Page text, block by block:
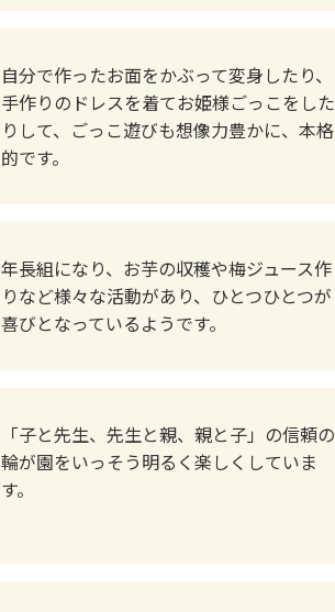
自分で作ったお面をかぶって変身したり、
手作りのドレスを着てお姫様ごっこをした
りして、ごっこ遊びも想像力豊かに、本格
的です。
年長組になり、お芋の収穫や梅ジュース作
りなど様々な活動があり、ひとつひとつが
喜びとなっているようです。
「子と先生、先生と親、親と子」の信頼の
輪が園をいっそう明るく楽しくしていま
す。